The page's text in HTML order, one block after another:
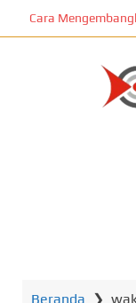
Cara
Beranda ❯